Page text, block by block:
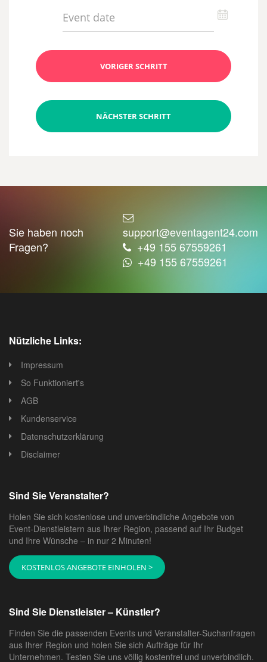
VORIGER SCHRITT
NÄCHSTER SCHRITT
Sie haben noch
Fragen?
support@eventagent24.com
+49 155 67559261
+49 155 67559261
Nützliche Links:
Impressum
So Funktioniert's
AGB
Kundenservice
Datenschutzerklärung
Disclaimer
Sind Sie Veranstalter?
Holen Sie sich kostenlose und unverbindliche Angebote von
Event-Dienstleistern aus Ihrer Region, passend auf Ihr Budget
und Ihre Wünsche – in nur 2 Minuten!
KOSTENLOS ANGEBOTE EINHOLEN >
Sind Sie Dienstleister – Künstler?
Finden Sie die passenden Events und Veranstalter-Suchanfragen
aus Ihrer Region und holen Sie sich Aufträge für Ihr
Unternehmen. Testen Sie uns völlig kostenfrei und unverbindlich.